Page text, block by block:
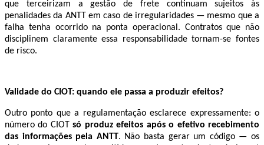
que terceirizam a gestão de frete continuam sujeitos às
penalidades da ANTT em caso de irregularidades — mesmo que a
falha tenha ocorrido na ponta operacional. Contratos que não
disciplinem claramente essa responsabilidade tornam-se fontes
de risco.
Validade do CIOT: quando ele passa a produzir efeitos?
Outro ponto que a regulamentação esclarece expressamente: o
número do CIOTsó produz efeitos após o efetivo recebimento
das informações pela ANTT. Não basta gerar um código — os